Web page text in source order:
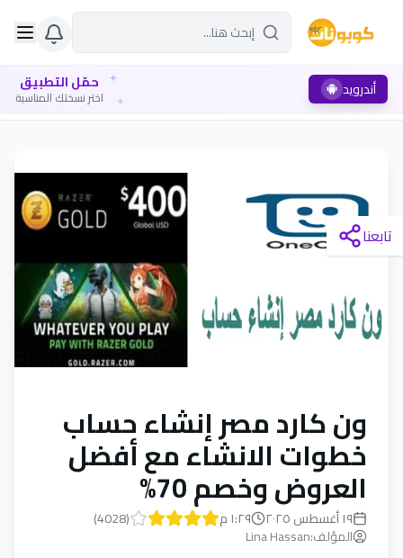
أندرويد حمّل التطبيق
اختر نسختك المناسبة
✦
✦
تابعنا
ون كارد مصر إنشاء حساب
خطوات الانشاء مع أفضل
العروض وخصم 70%
١٩ أغسطس ٢٠٢٥ ١:٢٩ م (
4028
)
المؤلف:
Lina Hassan